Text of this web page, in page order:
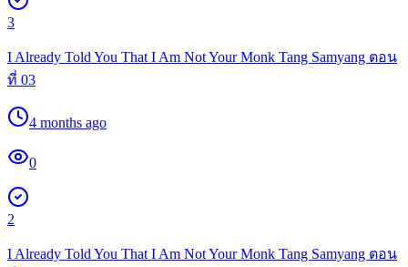
3
I Already Told You That I Am Not Your Monk Tang Samyang ตอน
ที่ 03
4 months ago
0
2
I Already Told You That I Am Not Your Monk Tang Samyang ตอน